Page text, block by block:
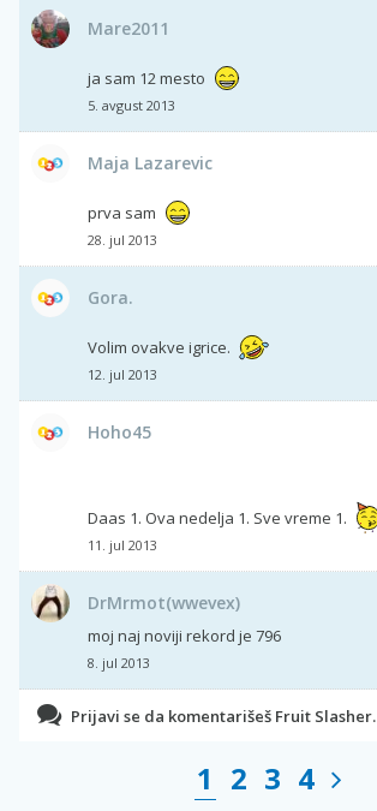
Mare2011
ja sam 12 mesto
5. avgust 2013
Maja Lazarevic
prva sam
28. jul 2013
Gora.
Volim ovakve igrice.
12. jul 2013
Hoho45
Daas 1. Ova nedelja 1. Sve vreme 1.
11. jul 2013
DrMrmot(wwevex)
moj naj noviji rekord je 796
8. jul 2013
Prijavi se da komentarišeš Fruit Slasher.
1 2 3 4